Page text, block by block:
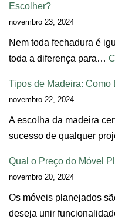
Escolher?
novembro 23, 2024
Nem toda fechadura é
toda a diferença para…
Tipos de Madeira: Como
novembro 22, 2024
A escolha da madeira
sucesso de qualquer
Qual o Preço do Móvel
novembro 20, 2024
Os móveis planejados
deseja unir